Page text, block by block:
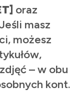
oraz
masz
możesz
– w obu
kont.